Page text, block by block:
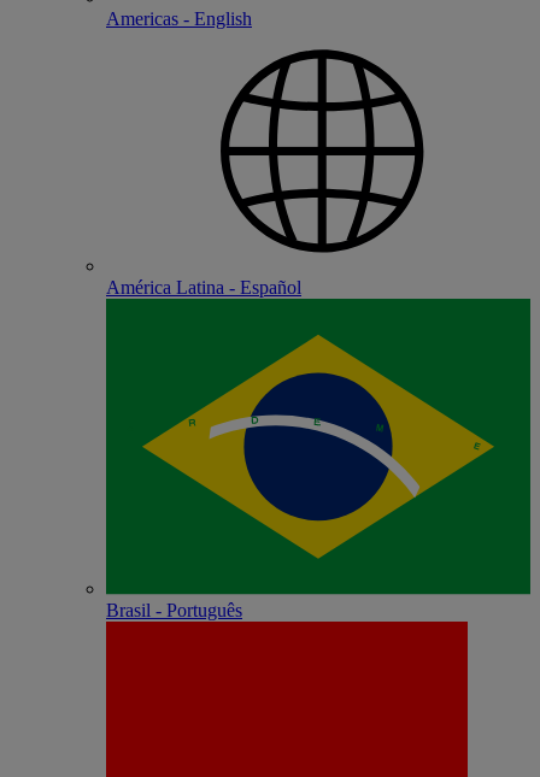
Americas - English
América Latina - Español
Brasil - Português